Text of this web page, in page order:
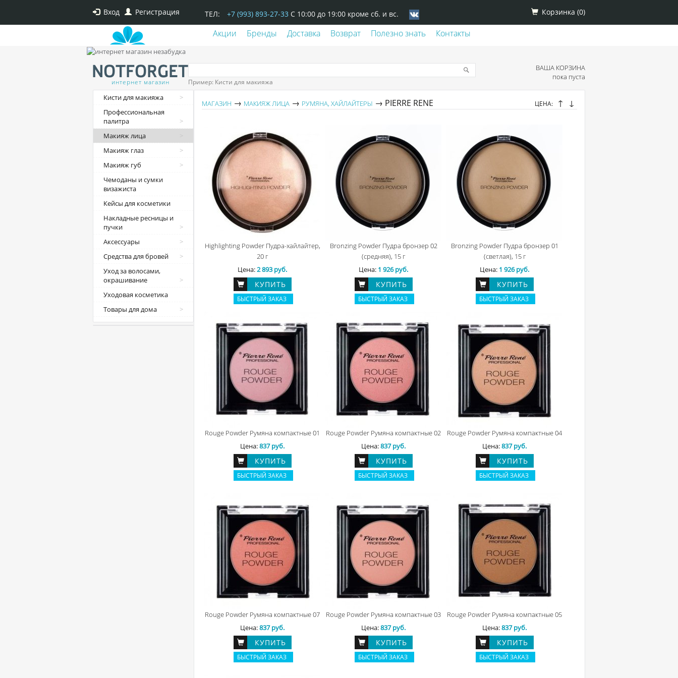
Вход Регистрация ТЕЛ: +7 (993) 893-27-33 С 10:00 до 19:00 кроме сб. и вс. Корзинка (0)
Акции Бренды Доставка Возврат Полезно знать Контакты
интернет магазин Пример: Кисти для макияжа
ВАША КОРЗИНА
пока пуста
Кисти для макияжа
Профессиональная
палитра
Макияж лица
Макияж глаз
Макияж губ
Чемоданы и сумки
визажиста
Кейсы для косметики
Накладные ресницы и
пучки
Аксессуары
Средства для бровей
Уход за волосами,
окрашивание
Уходовая косметика
Товары для дома
МАГАЗИН → МАКИЯЖ ЛИЦА → РУМЯНА, ХАЙЛАЙТЕРЫ → PIERRE RENE ЦЕНА: ↑ ↓
Highlighting Powder Пудра-хайлайтер,
20 г
Цена:2 893 руб.
КУПИТЬ
БЫСТРЫЙ ЗАКАЗ
Bronzing Powder Пудра бронзер 02
(cредняя), 15 г
Цена: 1 926 руб.
КУПИТЬ
БЫСТРЫЙ ЗАКАЗ
Bronzing Powder Пудра бронзер 01
(светлая), 15 г
Цена: 1 926 руб.
КУПИТЬ
БЫСТРЫЙ ЗАКАЗ
Rouge Powder Румяна компактные 01
Цена:837 руб.
КУПИТЬ
БЫСТРЫЙ ЗАКАЗ
Rouge Powder Румяна компактные 02
Цена:837 руб.
КУПИТЬ
БЫСТРЫЙ ЗАКАЗ
Rouge Powder Румяна компактные 04
Цена:837 руб.
КУПИТЬ
БЫСТРЫЙ ЗАКАЗ
Rouge Powder Румяна компактные 07
Цена:837 руб.
КУПИТЬ
БЫСТРЫЙ ЗАКАЗ
Rouge Powder Румяна компактные 03
Цена:837 руб.
КУПИТЬ
БЫСТРЫЙ ЗАКАЗ
Rouge Powder Румяна компактные 05
Цена:837 руб.
КУПИТЬ
БЫСТРЫЙ ЗАКАЗ